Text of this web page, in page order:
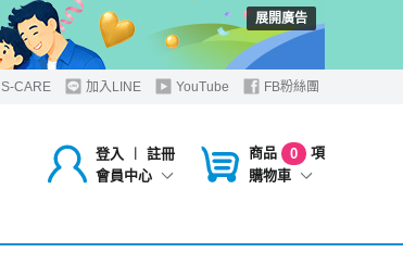
展開廣告
S-CARE 加入LINE YouTube FB粉絲團
登入 ︱
註冊
會員中心
商品 0
項
購物車